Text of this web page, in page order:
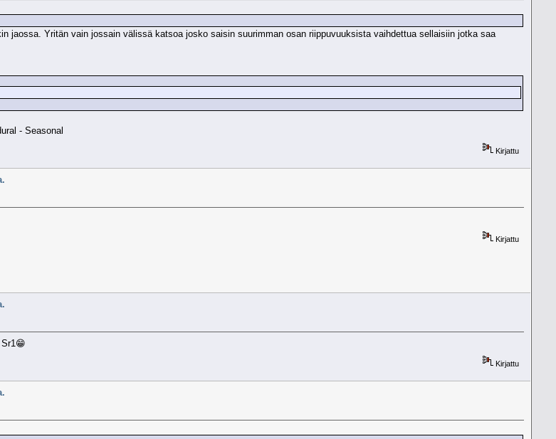
jaossa. Yritän vain jossain välissä katsoa josko saisin suurimman osan riippuvuuksista vaihdettua sellaisiin jotka saa
- Seasonal
Kirjattu
Kirjattu
Kirjattu